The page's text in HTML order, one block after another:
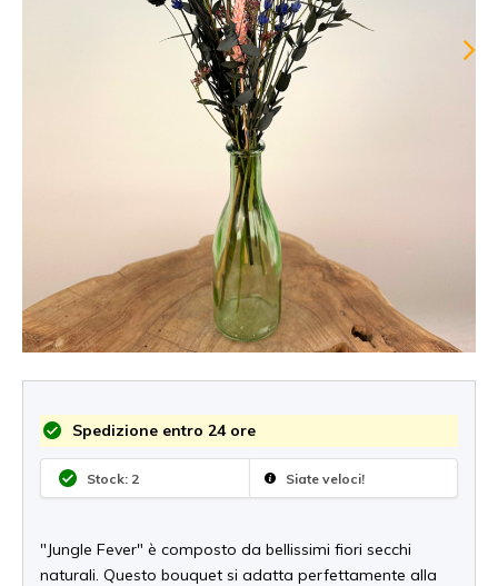
Spedizione entro 24 ore
Stock: 2 Siate veloci!
"Jungle Fever" è composto da bellissimi fiori secchi
naturali. Questo bouquet si adatta perfettamente alla